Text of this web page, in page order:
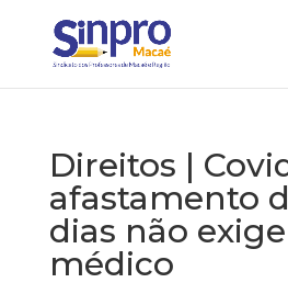
Direitos |
afastamento
dias não
médico